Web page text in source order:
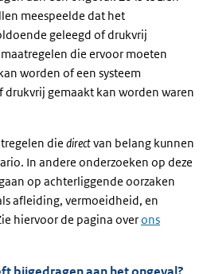
meespeelde dat het
geleegd of drukvrij
die ervoor moeten
worden of een systeem
gemaakt kan worden waren
die directvan belang kunnen
In andere onderzoeken op deze
op achterliggende oorzaken
afleiding, vermoeidheid, en
hiervoor de pagina overons